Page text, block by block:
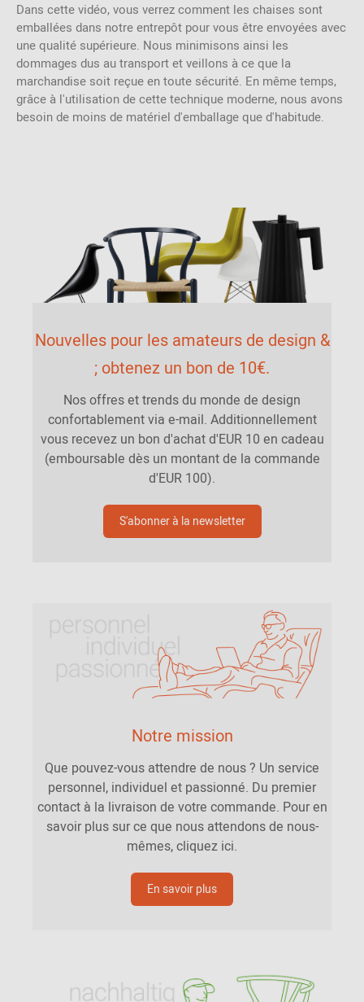
Dans cette vidéo, vous verrez comment les chaises sont
emballées dans notre entrepôt pour vous être envoyées avec
une qualité supérieure. Nous minimisons ainsi les
dommages dus au transport et veillons à ce que la
marchandise soit reçue en toute sécurité. En même temps,
grâce à l'utilisation de cette technique moderne, nous avons
besoin de moins de matériel d'emballage que d'habitude.
Nouvelles pour les amateurs de design &
; obtenez un bon de 10€.
Nos offres et trends du monde de design
confortablement via e-mail. Additionnellement
vous recevez un bon d'achat d'EUR 10 en cadeau
(emboursable dès un montant de la commande
d'EUR 100).
S'abonner à la newsletter
Notre mission
Que pouvez-vous attendre de nous ? Un service
personnel, individuel et passionné. Du premier
contact à la livraison de votre commande. Pour en
savoir plus sur ce que nous attendons de nous-
mêmes, cliquez ici.
En savoir plus